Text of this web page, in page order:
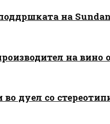
на
на
дуел со